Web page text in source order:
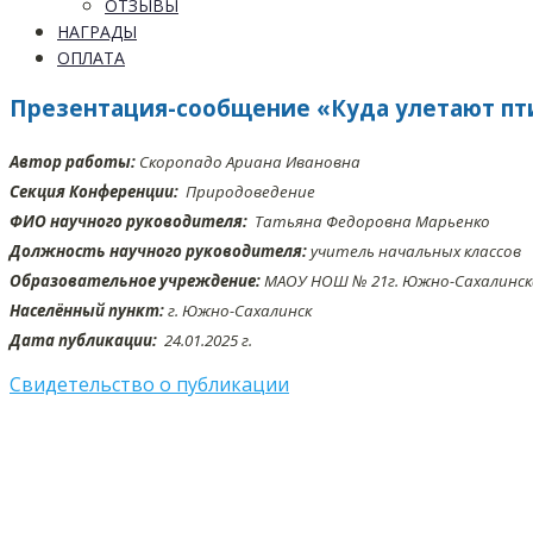
ОТЗЫВЫ
НАГРАДЫ
ОПЛАТА
Презентация-сообщение «Куда улетают
Автор работы: Скоропадо Ариана Ивановна
Секция Конференции: Природоведение
ФИО научного руководителя: Татьяна Федоровна Марьенко
Должность научного руководителя:учитель начальных классов
Образовательное учреждение:МАОУ НОШ № 21г. Южно-
Населённый пункт:г. Южно-Сахалинск
Дата публикации: 24.01.2025 г.
Свидетельство о публикации